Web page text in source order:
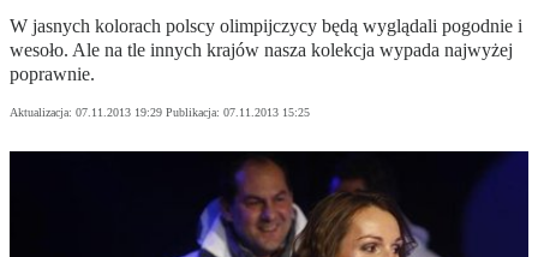
W jasnych kolorach polscy olimpijczycy będą wyglądali pogodnie i
wesoło. Ale na tle innych krajów nasza kolekcja wypada najwyżej
poprawnie.
Aktualizacja: 07.11.2013 19:29 Publikacja: 07.11.2013 15:25